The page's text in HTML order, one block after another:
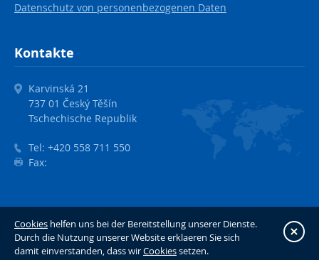
Datenschutz von personenbezogenen Daten
Kontakte
Karvinská 21
737 01 Český Těšín
Tschechische Republik
Tel: +420 558 711 550
Fax:
Created byMORAVIO
Cookies helfen uns bei der Bereitstellung unserer Dienste.
Durch die Nutzung unserer Website erklaeren Sie sich
damit einverstanden, dass wirCookiessetzen.